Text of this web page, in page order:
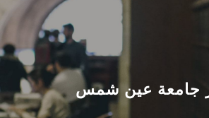
الرئيسيـة
عن الجامعة
القطاعـات جامعة عين شمس